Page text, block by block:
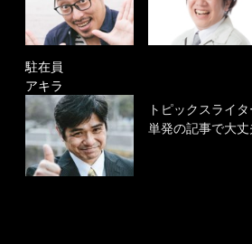
駐在員
アキラ
トピックスライタ
単発の記事で大丈